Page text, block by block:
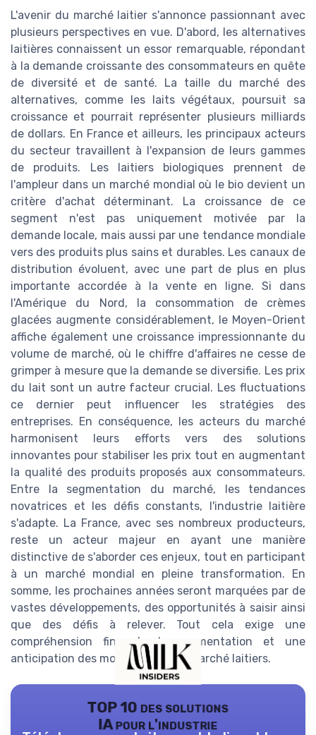
L'avenir du marché laitier s'annonce passionnant avec
plusieurs perspectives en vue. D'abord, les alternatives
laitières connaissent un essor remarquable, répondant
à la demande croissante des consommateurs en quête
de diversité et de santé. La taille du marché des
alternatives, comme les laits végétaux, poursuit sa
croissance et pourrait représenter plusieurs milliards
de dollars. En France et ailleurs, les principaux acteurs
du secteur travaillent à l'expansion de leurs gammes
de produits. Les laitiers biologiques prennent de
l'ampleur dans un marché mondial où le bio devient un
critère d'achat déterminant. La croissance de ce
segment n'est pas uniquement motivée par la
demande locale, mais aussi par une tendance mondiale
vers des produits plus sains et durables. Les canaux de
distribution évoluent, avec une part de plus en plus
importante accordée à la vente en ligne. Si dans
l'Amérique du Nord, la consommation de crèmes
glacées augmente considérablement, le Moyen-Orient
affiche également une croissance impressionnante du
volume de marché, où le chiffre d'affaires ne cesse de
grimper à mesure que la demande se diversifie. Les prix
du lait sont un autre facteur crucial. Les fluctuations
ce dernier peut influencer les stratégies des
entreprises. En conséquence, les acteurs du marché
harmonisent leurs efforts vers des solutions
innovantes pour stabiliser les prix tout en augmentant
la qualité des produits proposés aux consommateurs.
Entre la segmentation du marché, les tendances
novatrices et les défis constants, l'industrie laitière
s'adapte. La France, avec ses nombreux producteurs,
reste un acteur majeur en ayant une manière
distinctive de s'aborder ces enjeux, tout en participant
à un marché mondial en pleine transformation. En
somme, les prochaines années seront marquées par de
vastes développements, des opportunités à saisir ainsi
que des défis à relever. Tout cela exige une
compréhension fine de la segmentation et une
anticipation des mouvements du marché laitiers.
TOP 10 des solutions
IA pour l'industrie